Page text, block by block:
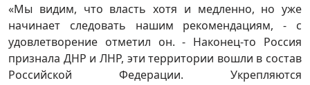
«Мы видим, что власть хотя и медленно, но уже
начинает следовать нашим рекомендациям, - с
удовлетворение отметил он. - Наконец-то Россия
признала ДНР и ЛНР, эти территории вошли в состав
Российской Федерации. Укрепляются